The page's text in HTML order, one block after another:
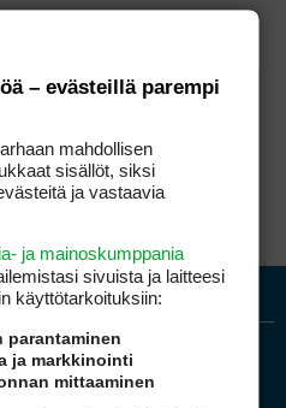
– evästeillä parempi
mahdollisen
sisällöt, siksi
ja vastaavia
ja mainoskumppania
sivuista ja laitteesi
käyttötarkoituksiin:
parantaminen
ja markkinointi
mittaaminen